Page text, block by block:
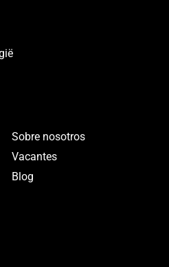
Sobre nosotros
Vacantes
Blog